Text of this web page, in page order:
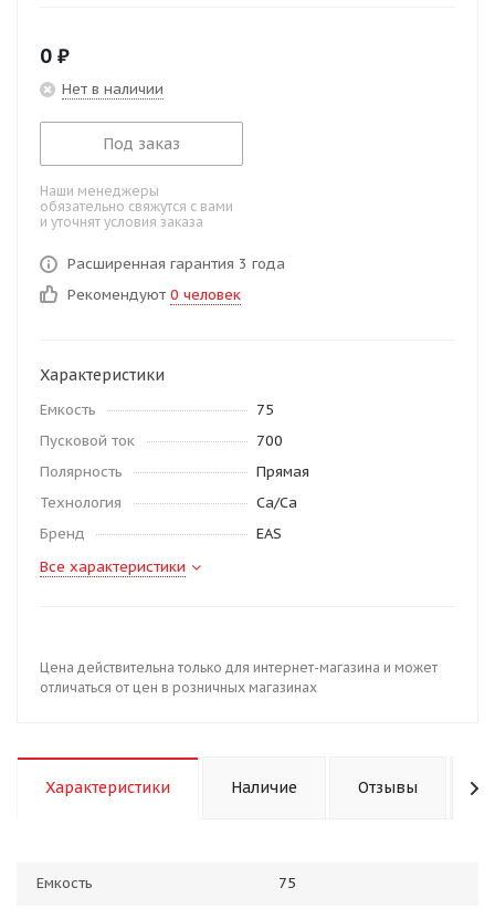
0 ₽
Нет в наличии
Под заказ
Наши менеджеры
обязательно свяжутся с вами
и уточнят условия заказа
Расширенная гарантия 3 года
Рекомендуют 0 человек
Характеристики
Емкость
75
Пусковой ток
700
Полярность
Прямая
Технология
Ca/Ca
Бренд
EAS
Все характеристики
Цена действительна только для интернет-магазина и может
отличаться от цен в розничных магазинах
Характеристики Наличие Отзывы
Емкость 75